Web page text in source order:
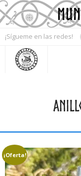
¡Sígueme en las redes!
Blog
Mitología
¡Oferta!